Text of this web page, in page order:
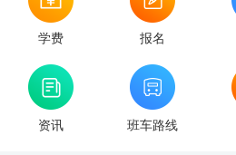
学费 报名
资讯 班车路线